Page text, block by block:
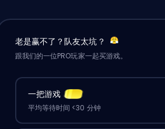
老是赢不了？队友太坑？
跟我们的一位PRO玩家一起买游戏。
一把游戏
平均等待时间 <30 分钟